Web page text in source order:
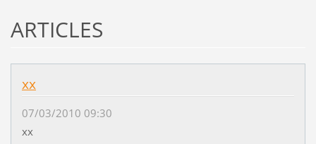
ARTICLES
xx
07/03/2010 09:30
xx